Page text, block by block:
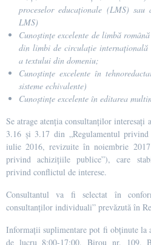
proceselor educaționale (LMS)
LMS)
Cunoștințe excelente de limbă
din limbi de circulație internațională
a textului din domeniu;
Cunoștințe excelente în
sisteme echivalente)
Cunoștințe excelente în editarea
Se atrage atenția consultanților
3.16 și 3.17 din „Regulamentul
iulie 2016, revizuite în noiembrie
privind achizițiile publice”), care
privind conflictul de interese.
Consultantul va fi selectat în
consultanților individuali” prevăzută în
Informații suplimentare pot fi obținute la
de lucru 8:00-17:00, Birou nr. 109,